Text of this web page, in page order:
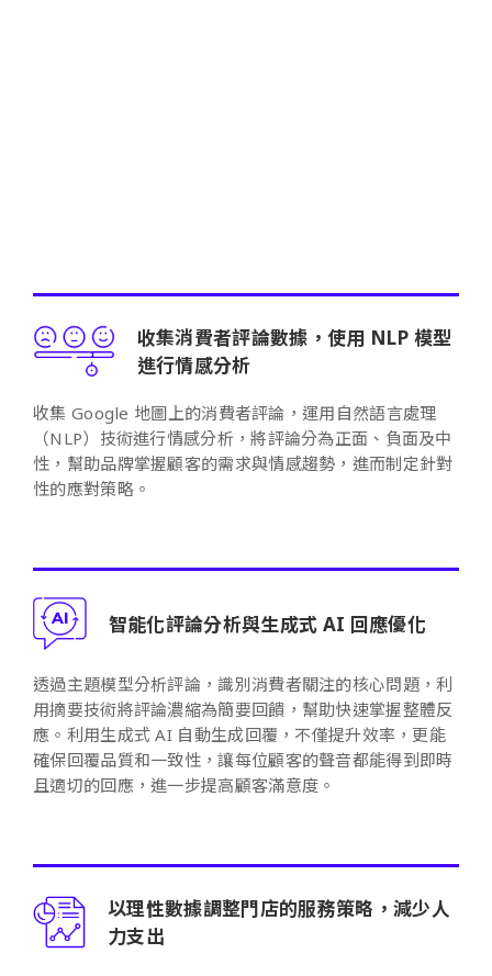
收集消費者評論數據，使用 NLP 模型
進行情感分析
收集 Google 地圖上的消費者評論，運用自然語言處理
（NLP）技術進行情感分析，將評論分為正面、負面及中
性，幫助品牌掌握顧客的需求與情感趨勢，進而制定針對
性的應對策略。
智能化評論分析與生成式 AI 回應優化
透過主題模型分析評論，識別消費者關注的核心問題，利
用摘要技術將評論濃縮為簡要回饋，幫助快速掌握整體反
應。利用生成式 AI 自動生成回覆，不僅提升效率，更能
確保回覆品質和一致性，讓每位顧客的聲音都能得到即時
且適切的回應，進一步提高顧客滿意度。
以理性數據調整門店的服務策略，減少人
力支出